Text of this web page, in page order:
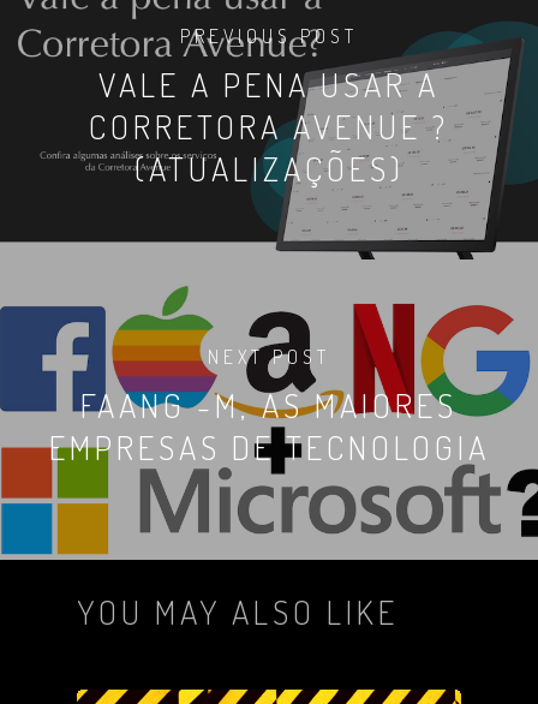
PREVIOUS POST
VALE A PENA USAR A
CORRETORA AVENUE ?
(ATUALIZAÇÕES)
NEXT POST
FAANG -M, AS MAIORES
EMPRESAS DE TECNOLOGIA
YOU MAY ALSO LIKE